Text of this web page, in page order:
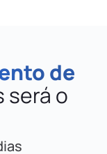
de
será o